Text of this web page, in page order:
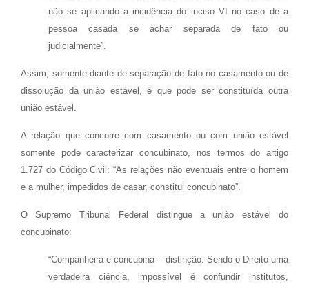
não se aplicando a incidência do inciso VI no caso de a
pessoa casada se achar separada de fato ou
judicialmente”.
Assim, somente diante de separação de fato no casamento ou de
dissolução da união estável, é que pode ser constituída outra
união estável.
A relação que concorre com casamento ou com união estável
somente pode caracterizar concubinato, nos termos do artigo
1.727 do Código Civil: “As relações não eventuais entre o homem
e a mulher, impedidos de casar, constitui concubinato”.
O Supremo Tribunal Federal distingue a união estável do
concubinato:
“Companheira e concubina – distinção. Sendo o Direito uma
verdadeira ciência, impossível é confundir institutos,